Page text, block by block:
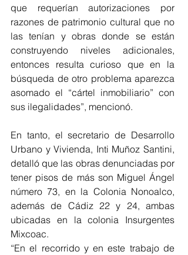
que requerían autorizaciones por
razones de patrimonio cultural que no
las tenían y obras donde se están
construyendo niveles adicionales,
entonces resulta curioso que en la
búsqueda de otro problema aparezca
asomado el “cártel inmobiliario” con
sus ilegalidades”, mencionó.
En tanto, el secretario de Desarrollo
Urbano y Vivienda, Inti Muñoz Santini,
detalló que las obras denunciadas por
tener pisos de más son Miguel Ángel
número 73, en la Colonia Nonoalco,
además de Cádiz 22 y 24, ambas
ubicadas en la colonia Insurgentes
Mixcoac.
“En el recorrido y en este trabajo de